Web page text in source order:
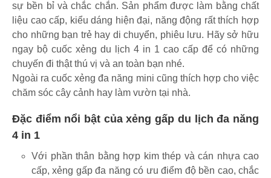
sự bền bỉ và chắc chắn. Sản phẩm được làm bằng chất
liệu cao cấp, kiểu dáng hiện đại, năng động rất thích hợp
cho những bạn trẻ hay di chuyển, phiêu lưu. Hãy sở hữu
ngay bộ cuốc xẻng du lịch 4 in 1 cao cấp để có những
chuyến đi thật thú vị và an toàn bạn nhé.
Ngoài ra cuốc xẻng đa năng mini cũng thích hợp cho việc
chăm sóc cây cảnh hay làm vườn tại nhà.
Đặc điểm nổi bật của xẻng gấp du lịch đa năng
4 in 1
Với phần thân bằng hợp kim thép và cán nhựa cao
cấp, xẻng gấp đa năng có ưu điểm độ bền cao, chắc